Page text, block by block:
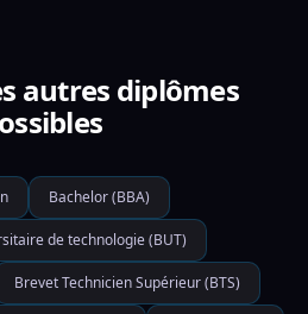
autres diplômes
Bachelor (BBA)
de technologie (BUT)
Brevet Technicien Supérieur (BTS)